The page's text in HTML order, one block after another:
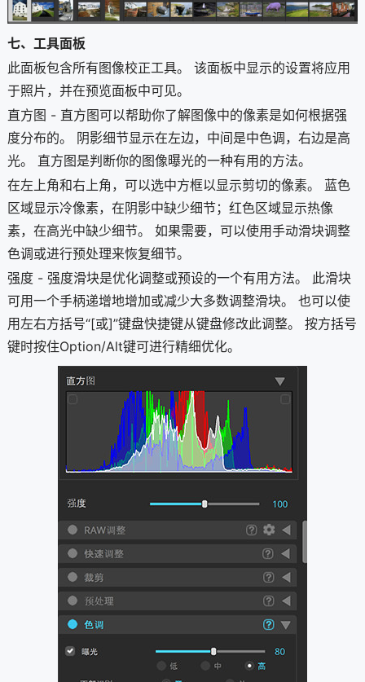
七、工具面板
此面板包含所有图像校正工具。 该面板中显示的设置将应用
于照片，并在预览面板中可见。
直方图 - 直方图可以帮助你了解图像中的像素是如何根据强
度分布的。 阴影细节显示在左边，中间是中色调，右边是高
光。 直方图是判断你的图像曝光的一种有用的方法。
在左上角和右上角，可以选中方框以显示剪切的像素。 蓝色
区域显示冷像素，在阴影中缺少细节；红色区域显示热像
素，在高光中缺少细节。 如果需要，可以使用手动滑块调整
色调或进行预处理来恢复细节。
强度 - 强度滑块是优化调整或预设的一个有用方法。 此滑块
可用一个手柄递增地增加或减少大多数调整滑块。 也可以使
用左右方括号“[或]”键盘快捷键从键盘修改此调整。 按方括号
键时按住Option/Alt键可进行精细优化。